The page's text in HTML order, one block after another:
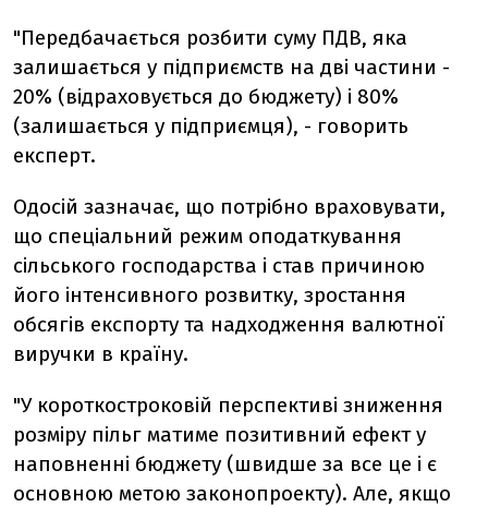
"Передбачається розбити суму ПДВ, яка
залишається у підприємств на дві частини -
20% (відраховується до бюджету) і 80%
(залишається у підприємця), - говорить
експерт.
Одосій зазначає, що потрібно враховувати,
що спеціальний режим оподаткування
сільського господарства і став причиною
його інтенсивного розвитку, зростання
обсягів експорту та надходження валютної
виручки в країну.
"У короткостроковій перспективі зниження
розміру пільг матиме позитивний ефект у
наповненні бюджету (швидше за все це і є
основною метою законопроекту). Але, якщо